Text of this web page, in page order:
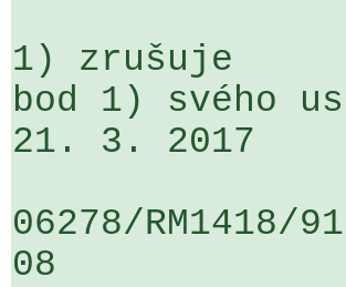
1) zrušuje
bod 1) svého
21. 3. 2017
06278/
08